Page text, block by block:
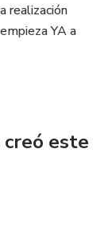
realización
YA a
este